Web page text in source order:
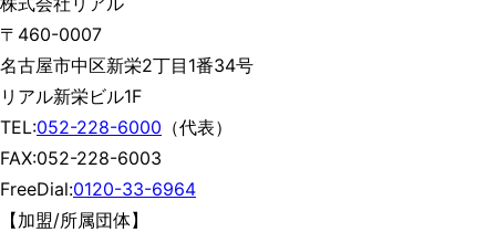
〒460-0007
名古屋市中区新栄2丁目1番34号
リアル新栄ビル1F
TEL:052-228-6000 （代表）
FAX:052-228-6003
FreeDial:0120-33-6964
【加盟/所属団体】